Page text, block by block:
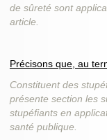
de sûreté sont
article.
Précisons que, au
Constituent des
présente section les
stupéfiants en
santé publique.